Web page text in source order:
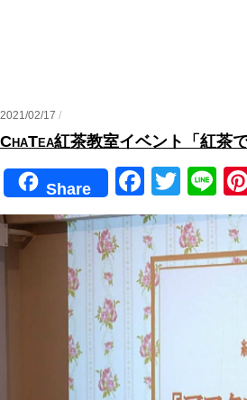
2021/02/17 /
ChaTea紅茶教室イベント「紅茶
Share
F
a
c
e
b
o
o
k
T
wi
tt
er
Li
n
e